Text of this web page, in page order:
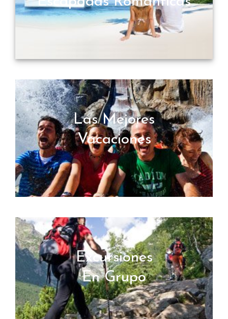
Las Mejores
Vacaciones
Excursiones
En Grupo